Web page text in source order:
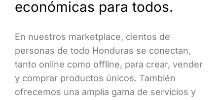
económicas para todos.
En nuestros marketplace, cientos de
personas de todo Honduras se conectan,
tanto online como offline, para crear, vender
y comprar productos únicos. También
ofrecemos una amplia gama de servicios y